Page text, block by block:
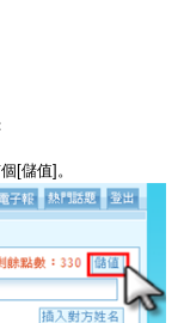
[儲值]。